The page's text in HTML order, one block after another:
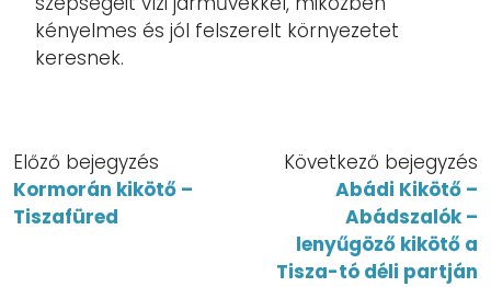
kényelmes és jól felszerelt környezetet
keresnek.
Előző bejegyzés
Kormorán kikötő –
Tiszafüred
Következő bejegyzés
Abádi Kikötő –
Abádszalók –
lenyűgöző kikötő a
Tisza-tó déli partján